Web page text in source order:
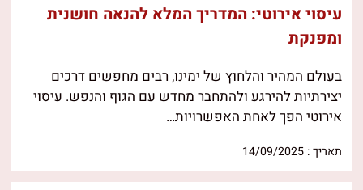
עיסוי אירוטי: המדריך המלא להנאה חושנית
ומפנקת
בעולם המהיר והלחוץ של ימינו, רבים מחפשים דרכים
יצירתיות להירגע ולהתחבר מחדש עם הגוף והנפש. עיסוי
אירוטי הפך לאחת האפשרויות…
תאריך : 14/09/2025